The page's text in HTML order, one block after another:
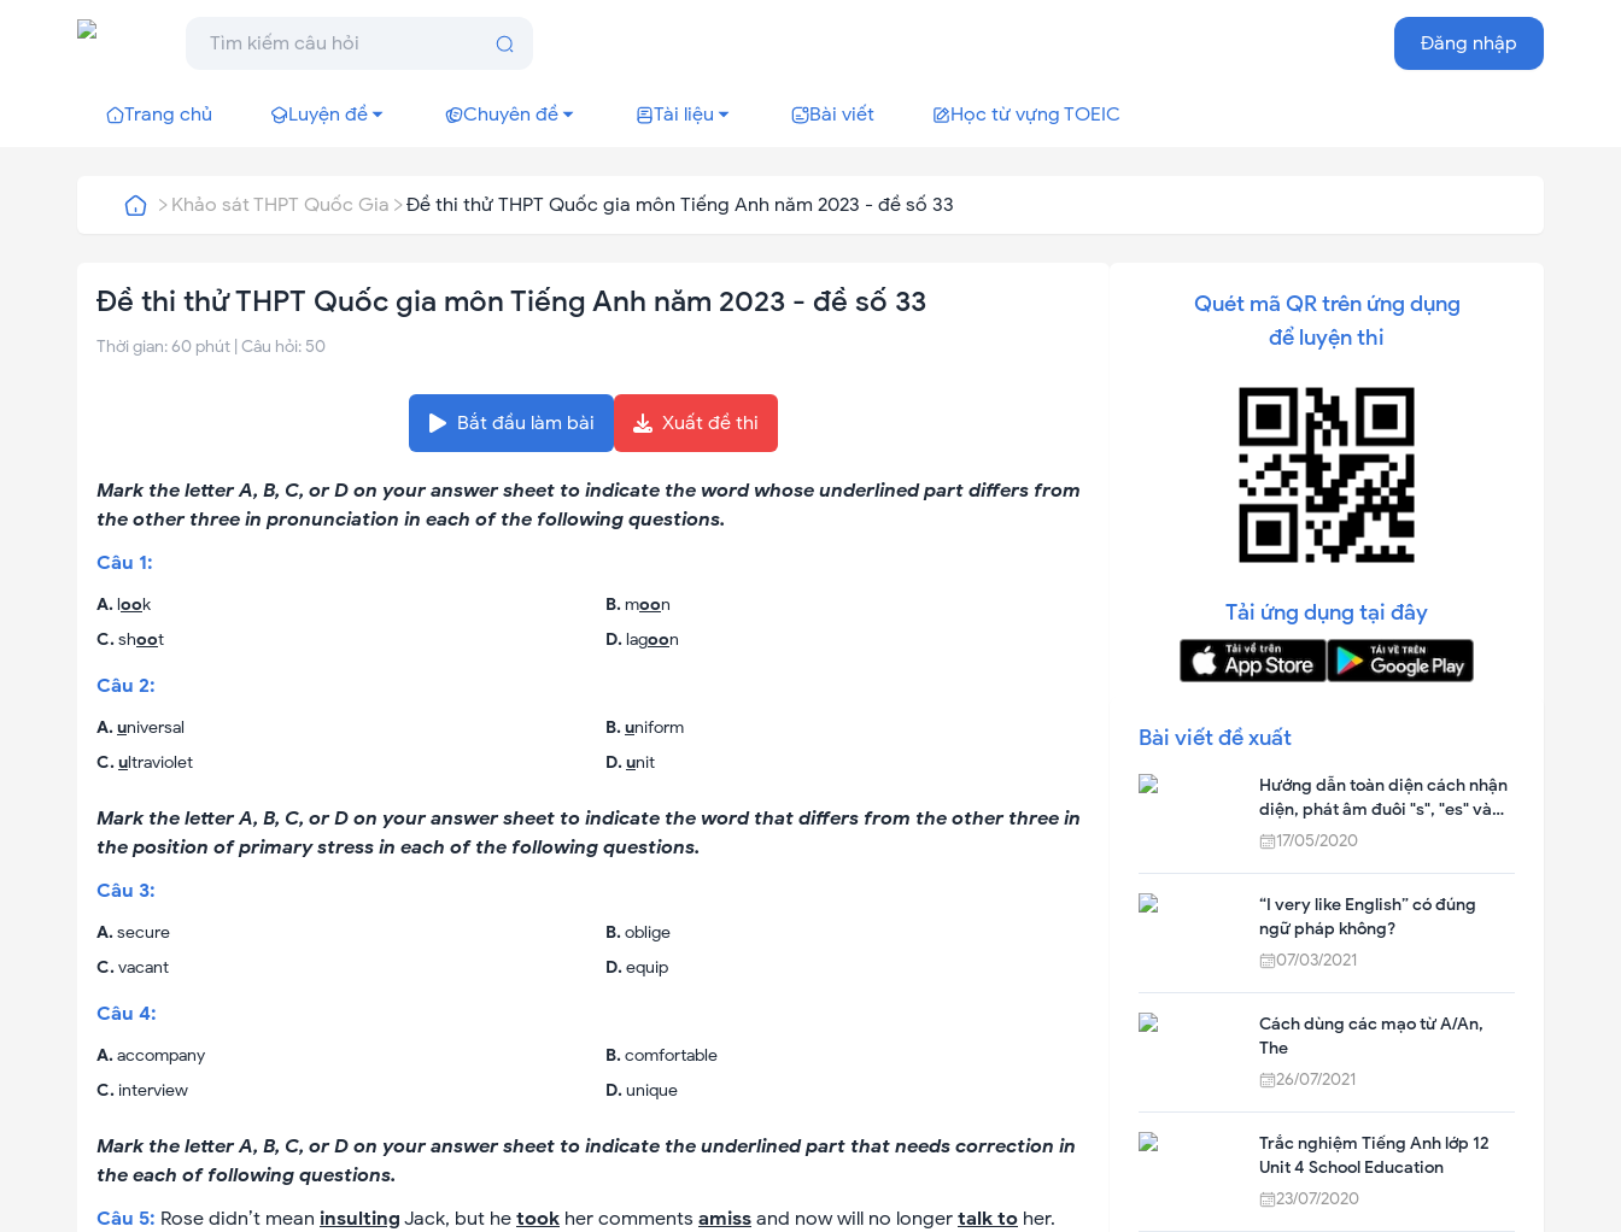
Đăng nhập
Trang chủ Luyện đề Chuyên đề Tài liệu Bài viết Học từ vựng TOEIC
Khảo sát THPT Quốc Gia Đề thi thử THPT Quốc gia môn Tiếng Anh năm 2023 - đề số 33
Đề thi thử THPT Quốc gia môn Tiếng Anh năm 2023 - đề số 33
Thời gian:60 phút | Câu hỏi: 50
Bắt đầu làm bài Xuất đề thi
Mark the letter A, B, C, or D on your answer sheet to indicate the word whose underlined part differs from
the other three in pronunciation in each of the following questions.
Câu 1:
A.look B.moon
C.shoot D.lagoon
Câu 2:
A.universal B.uniform
C.ultraviolet D.unit
Mark the letter A, B, C, or D on your answer sheet to indicate the word that differs from the other three in
the position of primary stress in each of the following questions.
Câu 3:
A.secure B.oblige
C.vacant D.equip
Câu 4:
A.accompany B.comfortable
C.interview D.unique
Mark the letter A, B, C, or D on your answer sheet to indicate the underlined part that needs correction in
the each of following questions.
Câu 5: Rose didn’t mean insulting Jack, but he took her comments amiss and now will no longer talk to her.
Quét mã QR trên ứng dụng
để luyện thi
Tải ứng dụng tại đây
Bài viết đề xuất
Hướng dẫn toàn diện cách nhận
diện, phát âm đuôi "s", "es" và
bài tập thực hành trong Tiếng
17/05/2020
“I very like English” có đúng
ngữ pháp không?
07/03/2021
Cách dùng các mạo từ A/An,
The
26/07/2021
Trắc nghiệm Tiếng Anh lớp 12
Unit 4 School Education
23/07/2020